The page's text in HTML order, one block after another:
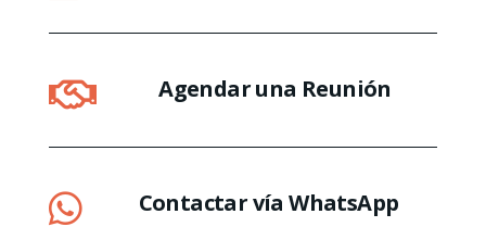
 Agendar una Reunión
 Contactar vía WhatsApp